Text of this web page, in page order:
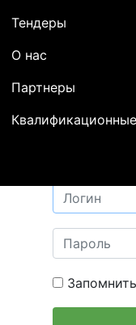
Тендеры
О нас
Партнеры